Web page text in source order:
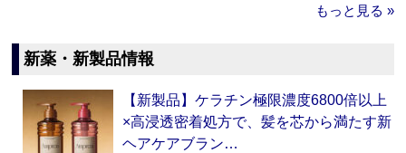
もっと見る »
新薬・新製品情報
【新製品】ケラチン極限濃度6800倍以上
×高浸透密着処方で、髪を芯から満たす新
ヘアケアブラン…